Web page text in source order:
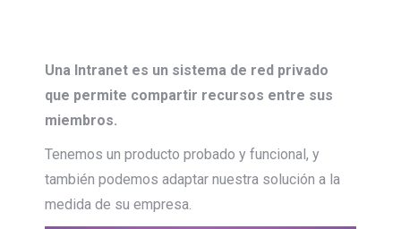
Una Intranet es un sistema de red privado
que permite compartir recursos entre sus
miembros.
Tenemos un producto probado y funcional, y
también podemos adaptar nuestra solución a la
medida de su empresa.